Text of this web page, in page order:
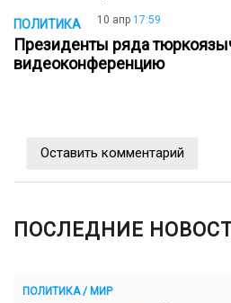
ПОЛИТИКА 10 апр 17:59
Президенты ряда
видеоконференцию
Оставить комментарий
ПОСЛЕДНИЕ
ПОЛИТИКА / МИР